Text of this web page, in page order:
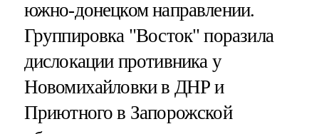
южно-донецком направлении.
Группировка "Восток" поразила
дислокации противника у
Новомихайловки в ДНР и
Приютного в Запорожской